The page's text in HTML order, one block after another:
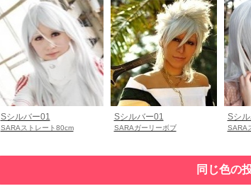
Sシルバー01
SARAストレート80cm
Sシルバー01
SARAガーリーボブ
Sシ
SARA